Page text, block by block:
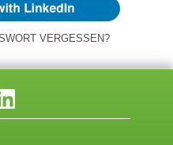
VERGESSEN?